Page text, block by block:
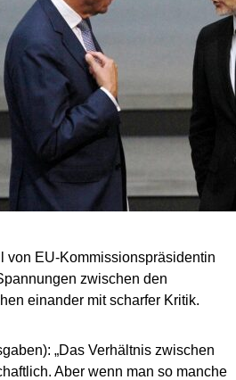
von EU-Kommissionspräsidentin
zwischen den
einander mit scharfer Kritik.
„Das Verhältnis zwischen
Aber wenn man so manche